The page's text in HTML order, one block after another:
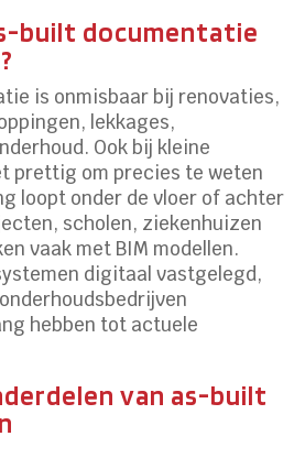
built documentatie
is onmisbaar bij renovaties,
lekkages,
Ook bij kleine
prettig om precies te weten
loopt onder de vloer of achter
scholen, ziekenhuizen
vaak met BIM modellen.
digitaal vastgelegd,
hebben tot actuele
van as-built